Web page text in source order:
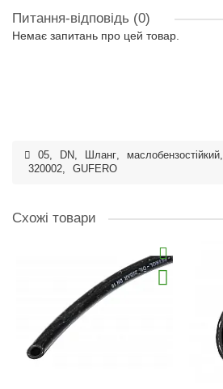
Питання-відповідь (0)
Немає запитань про цей товар.
05, DN, Шланг, маслобензостійкий,
320002, GUFERO
Схожі товари